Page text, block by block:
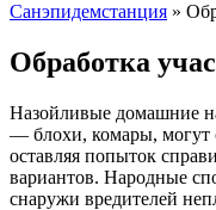
Санэпидемстанция »
Обработка
Назойливые домашние
— блохи, комары, могут
оставляя попыток
вариантов. Народные
снаружи вредителей